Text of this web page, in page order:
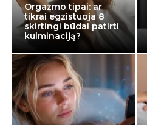
Orgazmo tipai: ar
tikrai egzistuoja 8
skirtingi būdai patirti
kulminaciją?